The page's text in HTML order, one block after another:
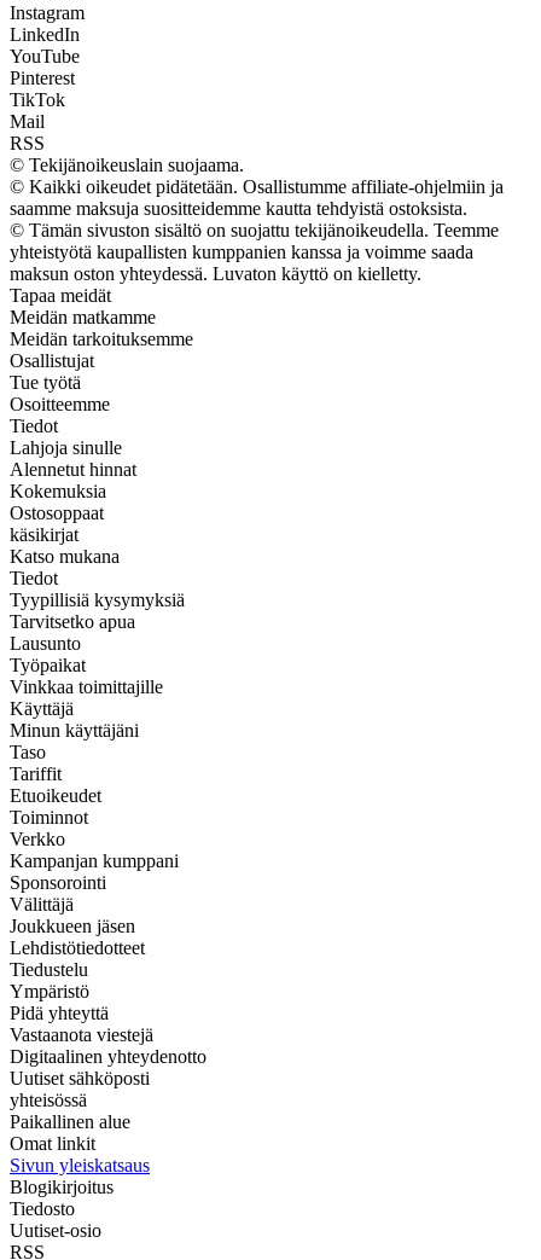
Instagram
LinkedIn
YouTube
Pinterest
TikTok
Mail
RSS
© Tekijänoikeuslain suojaama.
© Kaikki oikeudet pidätetään. Osallistumme affiliate-ohjelmiin ja
saamme maksuja suositteidemme kautta tehdyistä ostoksista.
© Tämän sivuston sisältö on suojattu tekijänoikeudella. Teemme
yhteistyötä kaupallisten kumppanien kanssa ja voimme saada
maksun oston yhteydessä. Luvaton käyttö on kielletty.
Tapaa meidät
Meidän matkamme
Meidän tarkoituksemme
Osallistujat
Tue työtä
Osoitteemme
Tiedot
Lahjoja sinulle
Alennetut hinnat
Kokemuksia
Ostosoppaat
käsikirjat
Katso mukana
Tiedot
Tyypillisiä kysymyksiä
Tarvitsetko apua
Lausunto
Työpaikat
Vinkkaa toimittajille
Käyttäjä
Minun käyttäjäni
Taso
Tariffit
Etuoikeudet
Toiminnot
Verkko
Kampanjan kumppani
Sponsorointi
Välittäjä
Joukkueen jäsen
Lehdistötiedotteet
Tiedustelu
Ympäristö
Pidä yhteyttä
Vastaanota viestejä
Digitaalinen yhteydenotto
Uutiset sähköposti
yhteisössä
Paikallinen alue
Omat linkit
Sivun yleiskatsaus
Blogikirjoitus
Tiedosto
Uutiset-osio
RSS